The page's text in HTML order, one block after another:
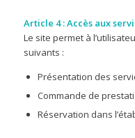
Article 4 : Accès aux
Le site permet à
suivants :
Présentation des
Commande de
Réservation dans